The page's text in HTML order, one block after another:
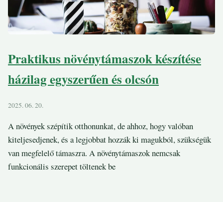
Praktikus növénytámaszok készítése
házilag egyszerűen és olcsón
2025. 06. 20.
A növények szépítik otthonunkat, de ahhoz, hogy valóban
kiteljesedjenek, és a legjobbat hozzák ki magukból, szükségük
van megfelelő támaszra. A növénytámaszok nemcsak
funkcionális szerepet töltenek be